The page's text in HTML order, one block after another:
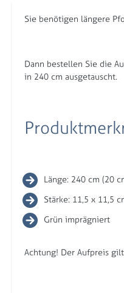
Sie benötigen längere
Dann bestellen Sie die
in 240 cm ausgetauscht.
Länge: 240 cm (20
Stärke: 11,5 x 11,5
Grün imprägniert
Achtung! Der Aufpreis